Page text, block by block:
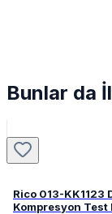
Bunlar da
Rico 013-KK1123
Kompresyon Test